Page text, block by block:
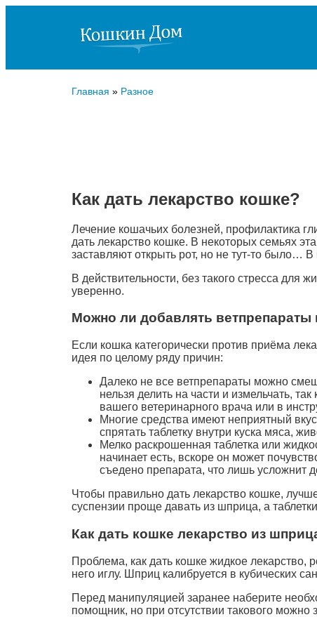
Главная » Разное
Как дать лекарство кошке?
Лечение кошачьих болезней, профилактика
дать лекарство кошке. В некоторых семьях
заставляют открыть рот, но не тут-то было…
В действительности, без такого стресса для
уверенно.
Можно ли добавлять ветпрепараты
Если кошка категорически против приёма
идея по целому ряду причин:
Далеко не все ветпрепараты можно
нельзя делить на части и измельчать,
вашего ветеринарного врача или в
Многие средства имеют неприятный
спрятать таблетку внутри куска мяса,
Мелко раскрошенная таблетка или
начинает есть, вскоре он может
съедено препарата, что лишь усложнит
Чтобы правильно дать лекарство кошке,
суспензии проще давать из шприца, а
Как дать кошке лекарство из
Проблема, как дать кошке жидкое лекарство,
него иглу. Шприц калибруется в кубических
Перед манипуляцией заранее наберите
помощник, но при отсутствии такового можно